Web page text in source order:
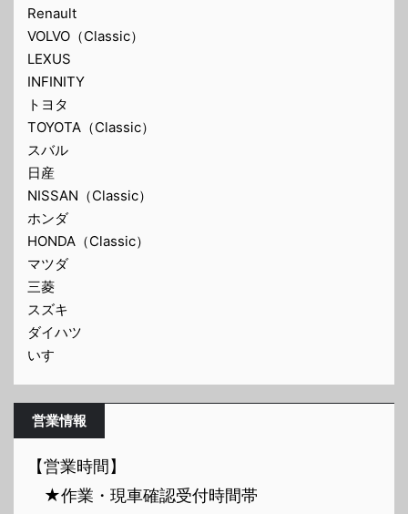
Renault
VOLVO（Classic）
LEXUS
INFINITY
トヨタ
TOYOTA（Classic）
スバル
日産
NISSAN（Classic）
ホンダ
HONDA（Classic）
マツダ
三菱
スズキ
ダイハツ
いすゞ
営業情報
【営業時間】
★作業・現車確認受付時間帯